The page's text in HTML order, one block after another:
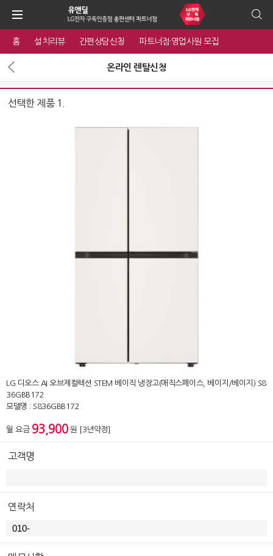
홈 설치리뷰 간편상담신청 파트너점·영업사원 모집
온라인 렌탈신청
선택한 제품 1.
LG 디오스 AI 오브제컬렉션 STEM 베이직 냉장고(매직스페이스, 베이지/베이지) S8
36GBB172
모델명 : S836GBB172
월 요금 93,900 원 [3년약정]
고객명
연락처